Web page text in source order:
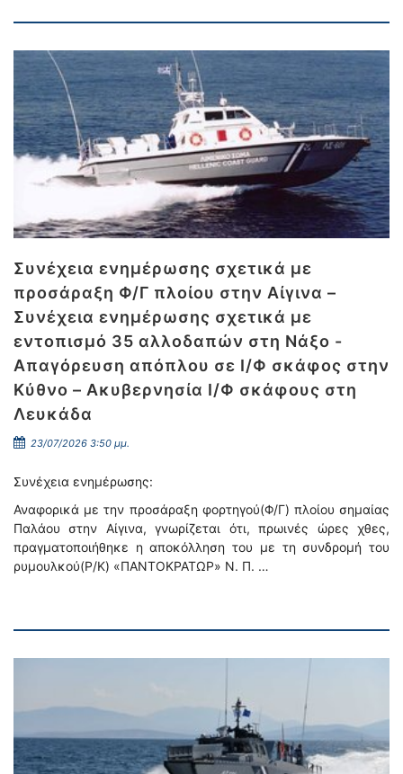
Συνέχεια ενημέρωσης σχετικά με
προσάραξη Φ/Γ πλοίου στην Αίγινα –
Συνέχεια ενημέρωσης σχετικά με
εντοπισμό 35 αλλοδαπών στη Νάξο -
Απαγόρευση απόπλου σε Ι/Φ σκάφος στην
Κύθνο – Ακυβερνησία Ι/Φ σκάφους στη
Λευκάδα
23/07/2026 3:50 μμ.
Συνέχεια ενημέρωσης:
Αναφορικά με την προσάραξη φορτηγού(Φ/Γ) πλοίου σημαίας
Παλάου στην Αίγινα, γνωρίζεται ότι, πρωινές ώρες χθες,
πραγματοποιήθηκε η αποκόλληση του με τη συνδρομή του
ρυμουλκού(Ρ/Κ) «ΠΑΝΤΟΚΡΑΤΩΡ» Ν. Π. …